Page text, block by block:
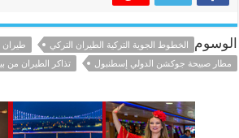
الوسوم الخطوط الجوية التركية الطيران التركي
طيران
مطار صبيحة جوكشن الدولي إسطنبول
تذاكر الطيران من